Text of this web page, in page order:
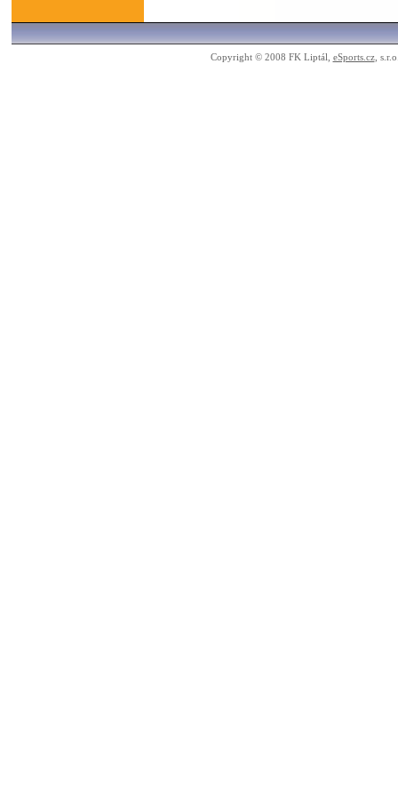
Copyright © 2008 FK Liptál, eSports.cz,